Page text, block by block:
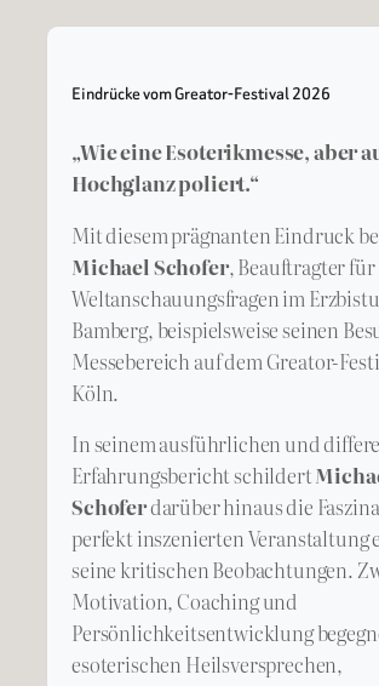
Eindrücke vom Greator-Festival 2026
„Wie eine Esoterikmesse, aber
Hochglanz poliert.“
Mit diesem prägnanten Eindruck
Michael Schofer, Beauftragter für
Weltanschauungsfragen im
Bamberg, beispielsweise seinen
Messebereich auf dem Greator-
Köln.
In seinem ausführlichen und
Erfahrungsbericht schildert
Schoferdarüber hinaus die
perfekt inszenierten Veranstaltung
seine kritischen Beobachtungen.
Motivation, Coaching und
Persönlichkeitsentwicklung
esoterischen Heilsversprechen,